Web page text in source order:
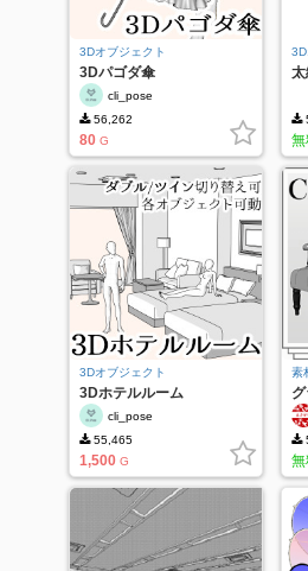
3Dオブジェクト
3Dパゴダ傘
cli_pose
56,262
80 G
3D
太
無
3Dオブジェクト
3Dホテルルーム
cli_pose
55,465
1,500 G
素
無